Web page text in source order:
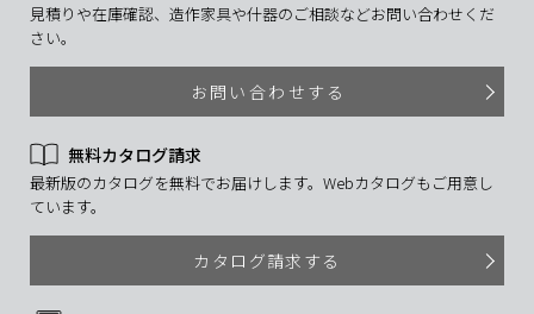
見積りや在庫確認、造作家具や什器のご相談などお問い合わせくだ
さい。
お問い合わせする
無料カタログ請求
最新版のカタログを無料でお届けします。Webカタログもご用意し
ています。
カタログ請求する